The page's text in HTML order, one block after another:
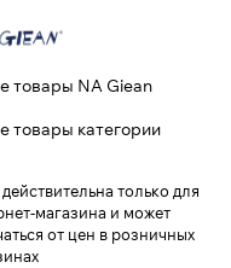
товары NA Giean
товары категории
только для
магазина и может
от цен в розничных